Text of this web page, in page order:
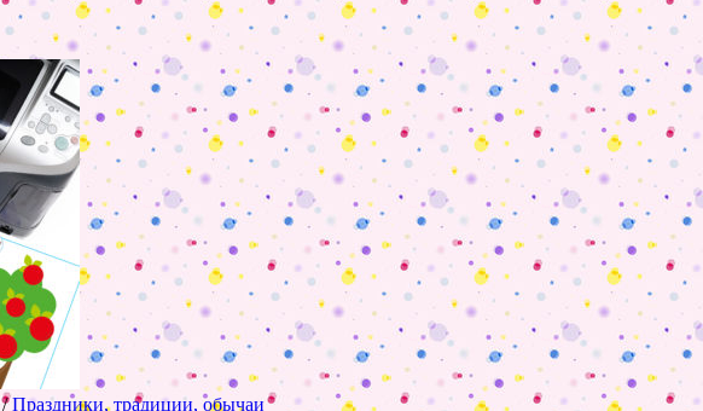
/Праздники, традиции, обычаи